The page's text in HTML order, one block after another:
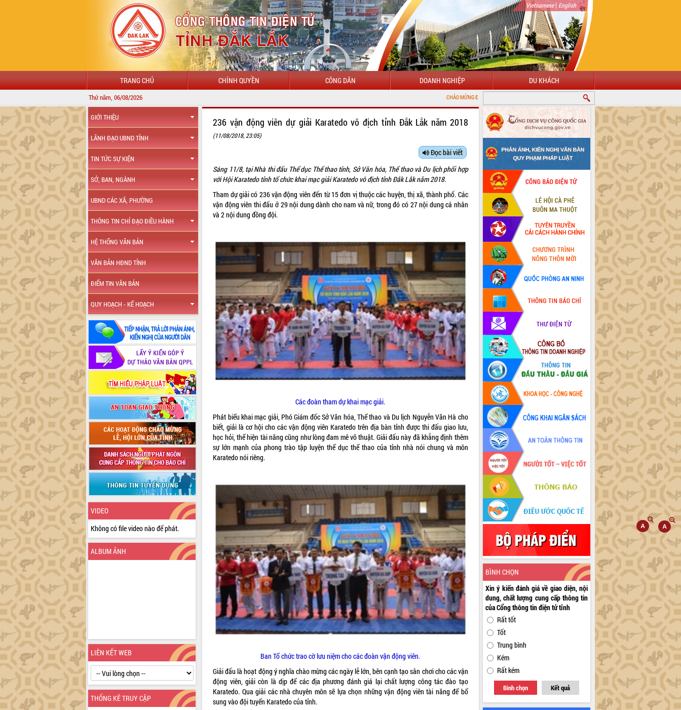
Vietnamese| English
TRANG CHỦ CHÍNH QUYỀN CÔNG DÂN DOANH NGHIỆP DU KHÁCH
Thứ năm, 06/08/2026 CHÀO MỪNG ĐẾN VỚI CỔNG THÔNG TIN ĐIỆN TỬ TỈNH ĐẮK LẮK
GIỚI THIỆU
LÃNH ĐẠO UBND TỈNH
TIN TỨC SỰ KIỆN
SỞ, BAN, NGÀNH
UBND CÁC XÃ, PHƯỜNG
THÔNG TIN CHỈ ĐẠO ĐIỀU HÀNH
HỆ THỐNG VĂN BẢN
VĂN BẢN HĐND TỈNH
ĐIỂM TIN VĂN BẢN
QUY HOẠCH - KẾ HOẠCH
VIDEO
Không có file video nào để phát.
ALBUM ẢNH
LIÊN KẾT WEB
THỐNG KÊ TRUY CẬP
236 vận động viên dự giải Karatedo vô địch tỉnh Đắk Lắk năm 2018
(11/08/2018, 23:05)
Đọc bài viết
Sáng 11/8, tại Nhà thi đấu Thể dục Thể thao tỉnh, Sở Văn hóa, Thể thao và Du lịch phối hợp
với Hội Karatedo tỉnh tổ chức khai mạc giải Karatedo vô địch tỉnh Đắk Lắk năm 2018.
Tham dự giải có 236 vận động viên đến từ 15 đơn vị thuộc các huyện, thị xã, thành phố. Các
vận động viên thi đấu ở 29 nội dung dành cho nam và nữ, trong đó có 27 nội dung cá nhân
và 2 nội dung đồng đội.
Các đoàn tham dự khai mạc giải.
Phát biểu khai mạc giải, Phó Giám đốc Sở Văn hóa, Thể thao và Du lịch Nguyễn Văn Hà cho
biết, giải là cơ hội cho các vận động viên Karatedo trên địa bàn tỉnh được thi đấu giao lưu,
học hỏi, thể hiện tài năng cũng như lòng đam mê võ thuật. Giải đấu này đã khẳng định thêm
sự lớn mạnh của phong trào tập luyện thể dục thể thao của tỉnh nhà nói chung và môn
Karatedo nói riêng.
Ban Tổ chức trao cờ lưu niệm cho các đoàn vận động viên.
Giải đấu là hoạt động ý nghĩa chào mừng các ngày lễ lớn, bên cạnh tạo sân chơi cho các vận
động viên, giải còn là dịp để các địa phương đánh giá lại chất lượng công tác đào tạo
Karatedo. Qua giải các nhà chuyên môn sẽ lựa chọn những vận động viên tài năng để bổ
sung vào đội tuyển Karatedo của tỉnh.
BÌNH CHỌN
Xin ý kiến đánh giá về giao diện, nội
dung, chất lượng cung cấp thông tin
của Cổng thông tin điện tử tỉnh
Rất tốt
Tốt
Trung bình
Kém
Rất kém
Bình chọn Kết quả